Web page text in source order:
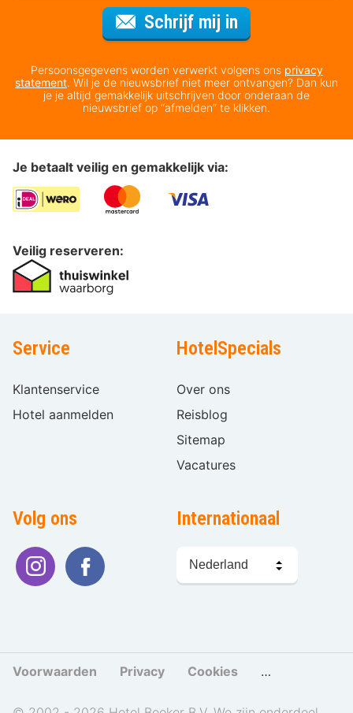
Schrijf mij in
Persoonsgegevens worden verwerkt volgens ons privacy
statement. Wil je de nieuwsbrief niet meer ontvangen? Dan kun
je je altijd gemakkelijk uitschrijven door onderaan de
nieuwsbrief op “afmelden” te klikken.
Je betaalt veilig en gemakkelijk via:
Veilig reserveren:
Service
Klantenservice
Hotel aanmelden
HotelSpecials
Over ons
Reisblog
Sitemap
Vacatures
Volg ons Internationaal
kiezen
Voorwaarden Privacy Cookies Cookies